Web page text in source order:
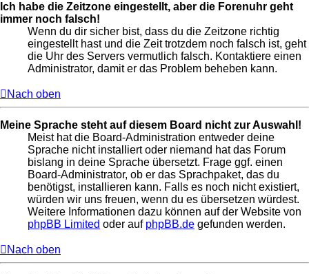
Ich habe die Zeitzone eingestellt, aber die Forenuhr geht
immer noch falsch!
Wenn du dir sicher bist, dass du die Zeitzone richtig
eingestellt hast und die Zeit trotzdem noch falsch ist, geht
die Uhr des Servers vermutlich falsch. Kontaktiere einen
Administrator, damit er das Problem beheben kann.
Nach oben
Meine Sprache steht auf diesem Board nicht zur Auswahl!
Meist hat die Board-Administration entweder deine
Sprache nicht installiert oder niemand hat das Forum
bislang in deine Sprache übersetzt. Frage ggf. einen
Board-Administrator, ob er das Sprachpaket, das du
benötigst, installieren kann. Falls es noch nicht existiert,
würden wir uns freuen, wenn du es übersetzen würdest.
Weitere Informationen dazu können auf der Website von
phpBB Limited oder auf phpBB.de gefunden werden.
Nach oben